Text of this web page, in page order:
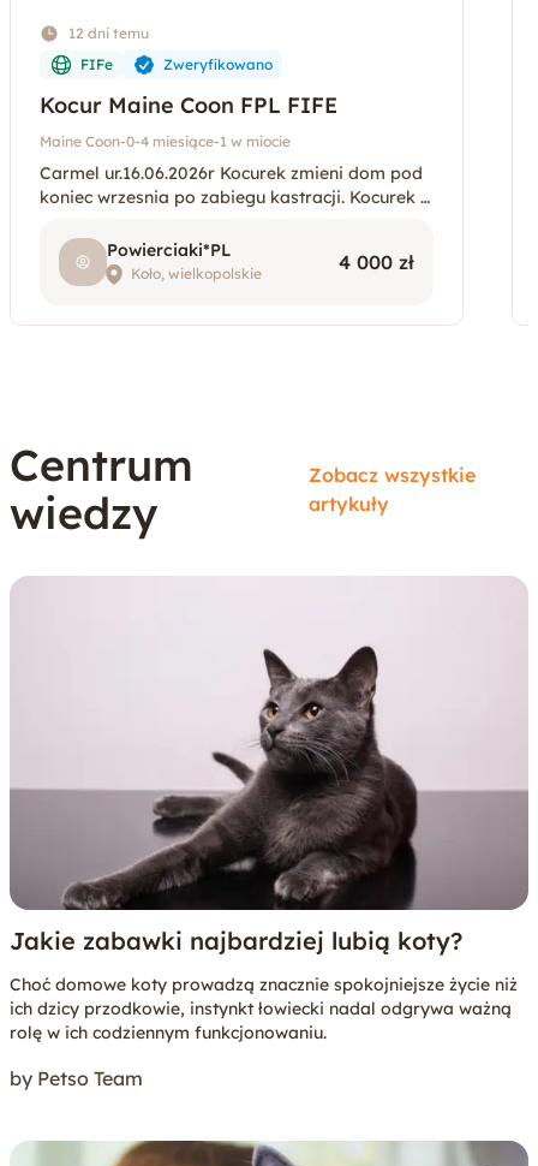
12 dni temu
FIFe
Zweryfikowano
Kocur Maine Coon FPL FIFE
Maine Coon-0-4 miesiące-1 w miocie
Carmel ur.16.06.2026r Kocurek zmieni dom pod
koniec wrzesnia po zabiegu kastracji. Kocurek b
ada rodowod 5-cio pokoleniowy FPL/FIFE. Rod
zice N/N Hodo
Powierciaki*PL
Koło, wielkopolskie 4 000 zł
Centrum
wiedzy
Zobacz wszystkie
artykuły
Jakie zabawki najbardziej lubią koty?
Choć domowe koty prowadzą znacznie spokojniejsze życie niż
ich dzicy przodkowie, instynkt łowiecki nadal odgrywa ważną
rolę w ich codziennym funkcjonowaniu.
by Petso Team